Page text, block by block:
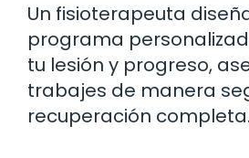
Un fisioterapeuta
programa
tu lesión y progreso,
trabajes de manera
recuperación completa.